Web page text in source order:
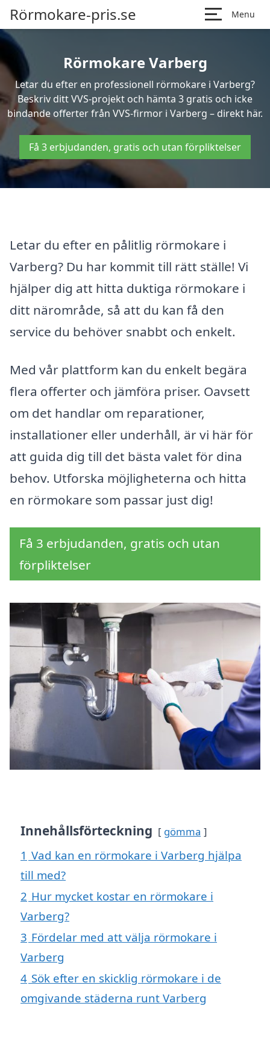
Rörmokare-pris.se Menu
Rörmokare Varberg
Letar du efter en professionell rörmokare i Varberg?
Beskriv ditt VVS-projekt och hämta 3 gratis och icke
bindande offerter från VVS-firmor i Varberg – direkt här.
Få 3 erbjudanden, gratis och utan förpliktelser
Letar du efter en pålitlig rörmokare i
Varberg? Du har kommit till rätt ställe! Vi
hjälper dig att hitta duktiga rörmokare i
ditt närområde, så att du kan få den
service du behöver snabbt och enkelt.
Med vår plattform kan du enkelt begära
flera offerter och jämföra priser. Oavsett
om det handlar om reparationer,
installationer eller underhåll, är vi här för
att guida dig till det bästa valet för dina
behov. Utforska möjligheterna och hitta
en rörmokare som passar just dig!
Få 3 erbjudanden, gratis och utan
förpliktelser
Innehållsförteckning gömma
1 Vad kan en rörmokare i Varberg hjälpa
till med?
2 Hur mycket kostar en rörmokare i
Varberg?
3 Fördelar med att välja rörmokare i
Varberg
4 Sök efter en skicklig rörmokare i de
omgivande städerna runt Varberg